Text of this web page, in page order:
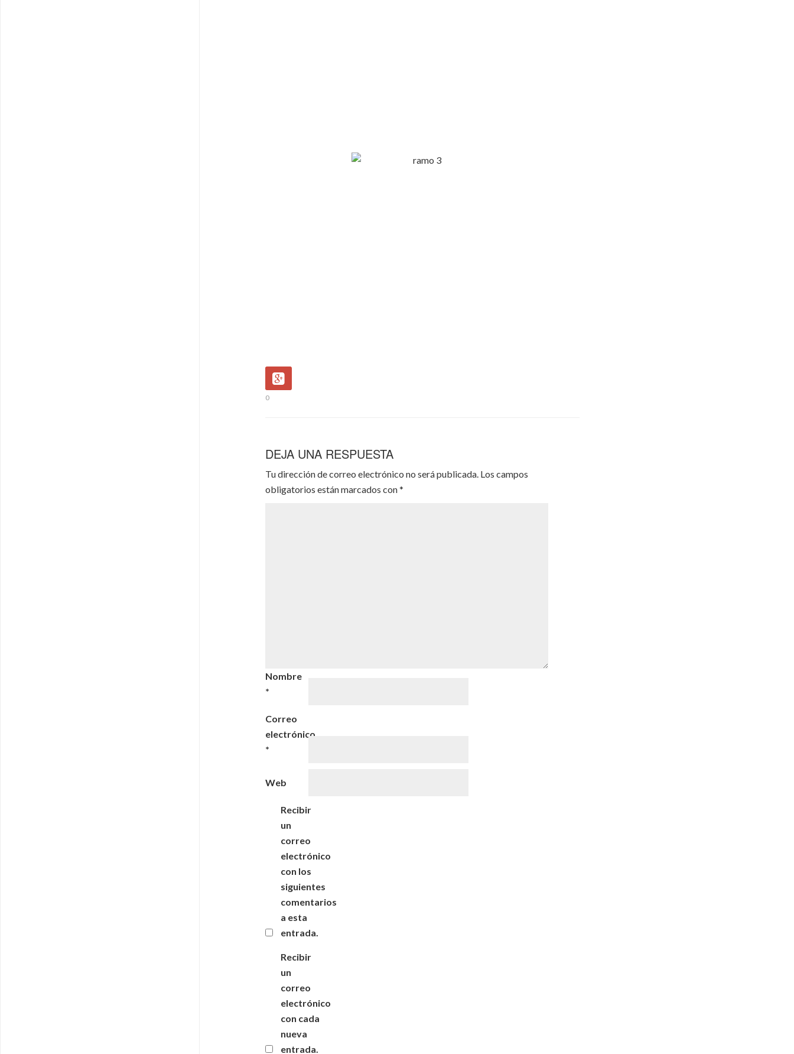
0
DEJA UNA RESPUESTA
Tu dirección de correo electrónico no será publicada. Los campos
obligatorios están marcados con*
Nombre
*
Correo
electrónico
*
Web
Recibir
un
correo
electrónico
con los
siguientes
comentarios
a esta
entrada.
Recibir
un
correo
electrónico
con cada
nueva
entrada.